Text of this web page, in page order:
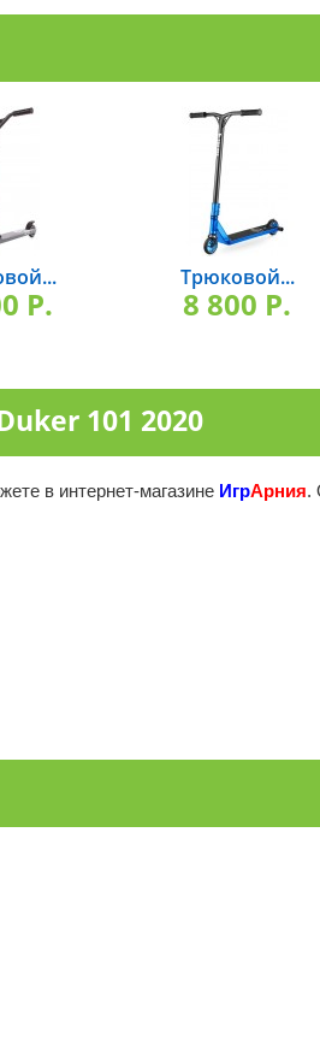
P.
Трюковой...
8 800 P.
101 2020
в интернет-магазине ИгрАрния.